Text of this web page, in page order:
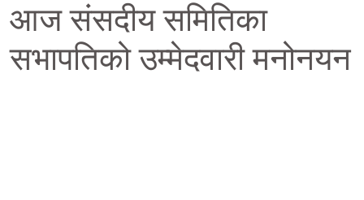
आज संसदीय समितिका
सभापतिको उम्मेदवारी मनोनयन